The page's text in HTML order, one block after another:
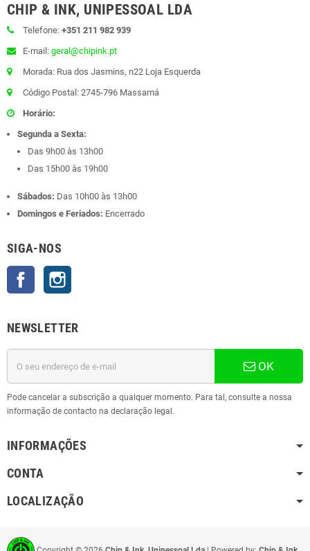
CHIP & INK, UNIPESSOAL LDA
Telefone: +351 211 982 939
E-mail: geral@chipink.pt
Morada: Rua dos Jasmins, n22 Loja Esquerda
Código Postal: 2745-796 Massamá
Horário:
Segunda a Sexta:
Das 9h00 às 13h00
Das 15h00 às 19h00
Sábados: Das 10h00 às 13h00
Domingos e Feriados: Encerrado
SIGA-NOS
Facebook
NEWSLETTER
OK
Pode cancelar a subscrição a qualquer momento. Para tal, consulte a nossa
informação de contacto na declaração legal.
INFORMAÇÕES
CONTA
LOCALIZAÇÃO